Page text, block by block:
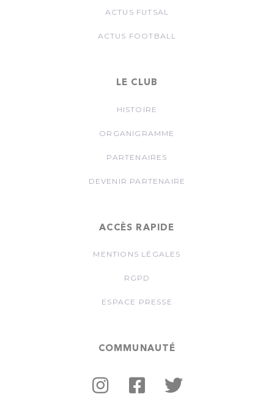
ACTUS FUTSAL
ACTUS FOOTBALL
LE CLUB
HISTOIRE
ORGANIGRAMME
PARTENAIRES
DEVENIR PARTENAIRE
ACCÈS RAPIDE
MENTIONS LÉGALES
RGPD
ESPACE PRESSE
COMMUNAUTÉ